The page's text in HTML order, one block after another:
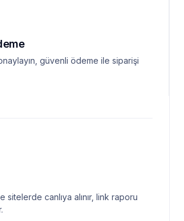
güvenli ödeme ile siparişi
sitelerde canlıya alınır, link raporu